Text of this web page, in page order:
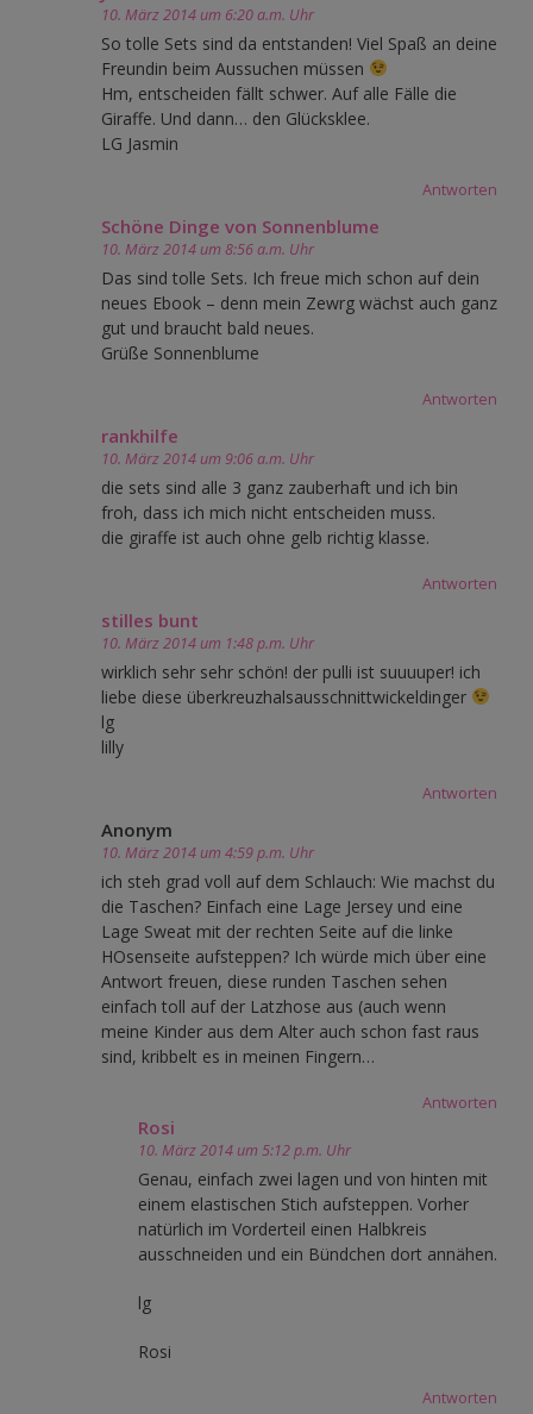
10. März 2014 um 6:20 a.m. Uhr
So tolle Sets sind da entstanden! Viel Spaß an deine
Freundin beim Aussuchen müssen
Hm, entscheiden fällt schwer. Auf alle Fälle die
Giraffe. Und dann… den Glücksklee.
LG Jasmin
Antworten
Schöne Dinge von Sonnenblume
10. März 2014 um 8:56 a.m. Uhr
Das sind tolle Sets. Ich freue mich schon auf dein
neues Ebook – denn mein Zewrg wächst auch ganz
gut und braucht bald neues.
Grüße Sonnenblume
Antworten
rankhilfe
10. März 2014 um 9:06 a.m. Uhr
die sets sind alle 3 ganz zauberhaft und ich bin
froh, dass ich mich nicht entscheiden muss.
die giraffe ist auch ohne gelb richtig klasse.
Antworten
stilles bunt
10. März 2014 um 1:48 p.m. Uhr
wirklich sehr sehr schön! der pulli ist suuuuper! ich
liebe diese überkreuzhalsausschnittwickeldinger
lg
lilly
Antworten
Anonym
10. März 2014 um 4:59 p.m. Uhr
ich steh grad voll auf dem Schlauch: Wie machst du
die Taschen? Einfach eine Lage Jersey und eine
Lage Sweat mit der rechten Seite auf die linke
HOsenseite aufsteppen? Ich würde mich über eine
Antwort freuen, diese runden Taschen sehen
einfach toll auf der Latzhose aus (auch wenn
meine Kinder aus dem Alter auch schon fast raus
sind, kribbelt es in meinen Fingern…
Antworten
Rosi
10. März 2014 um 5:12 p.m. Uhr
Genau, einfach zwei lagen und von hinten mit
einem elastischen Stich aufsteppen. Vorher
natürlich im Vorderteil einen Halbkreis
ausschneiden und ein Bündchen dort annähen.
lg
Rosi
Antworten